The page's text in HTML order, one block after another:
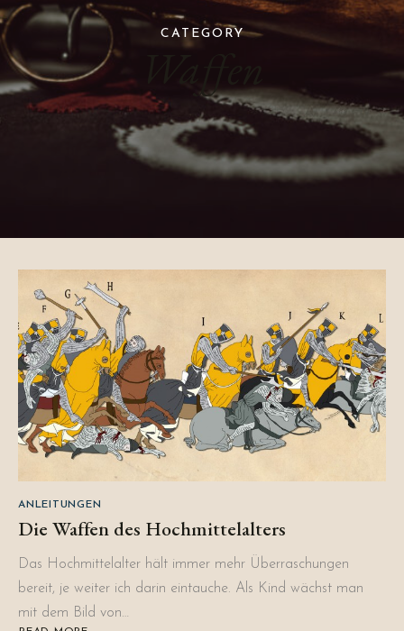
CATEGORY
ANLEITUNGEN
Die Waffen des Hochmittelalters
Das Hochmittelalter hält immer mehr Überraschungen
bereit, je weiter ich darin eintauche. Als Kind wächst man
mit dem Bild von…